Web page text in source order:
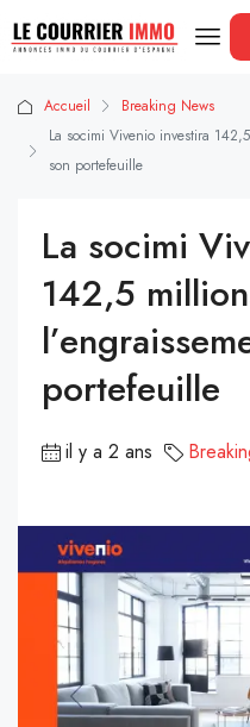
Accueil
Breaking News
La socimi Vivenio investira
son portefeuille
La socimi
142,5
portefeuille
il y a 2 ans